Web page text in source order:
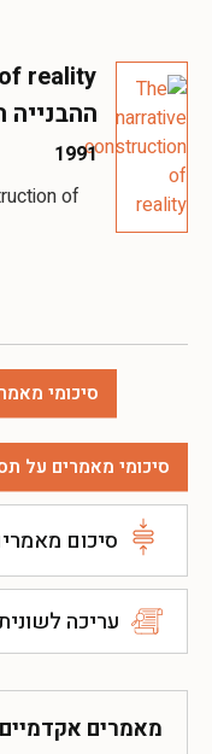
סיכומי מאמרים על
סיכום
עריכה
מאמרים
reality
1991
of
סיכומי